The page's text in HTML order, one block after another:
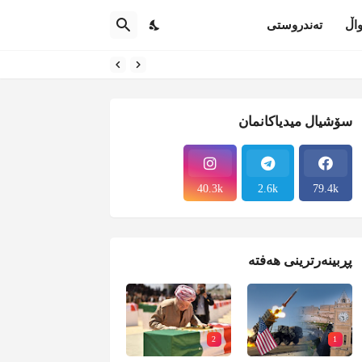
تەندروستی
سۆشیال میدیاکانمان
79.4k
2.6k
40.3k
پڕبینەرترینی هەفتە
1
2